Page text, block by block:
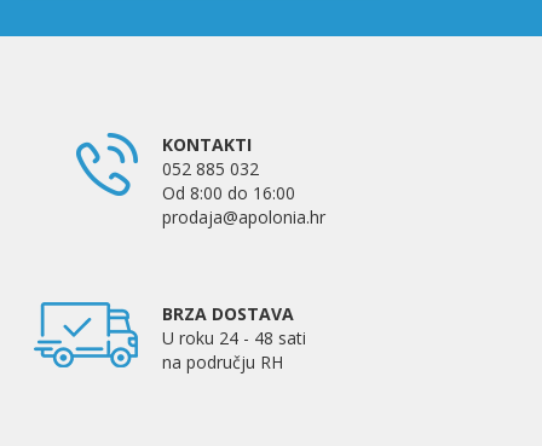
KONTAKTI
052 885 032
Od 8:00 do 16:00
prodaja@apolonia.hr
BRZA DOSTAVA
U roku 24 - 48 sati
na području RH